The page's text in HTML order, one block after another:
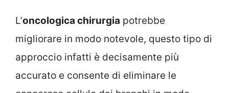
L’oncologica chirurgia potrebbe
migliorare in modo notevole, questo tipo di
approccio infatti è decisamente più
accurato e consente di eliminare le